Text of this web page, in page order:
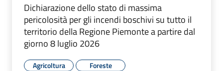
Dichiarazione dello stato di massima
pericolosità per gli incendi boschivi su tutto il
territorio della Regione Piemonte a partire dal
giorno 8 luglio 2026
Agricoltura Foreste